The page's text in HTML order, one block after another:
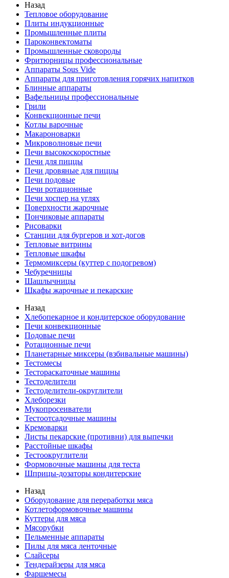
Назад
Тепловое оборудование
Плиты индукционные
Промышленные плиты
Пароконвектоматы
Промышленные сковороды
Фритюрницы профессиональные
Аппараты Sous Vide
Аппараты для приготовления горячих напитков
Блинные аппараты
Вафельницы профессиональные
Грили
Конвекционные печи
Котлы варочные
Макароноварки
Микроволновые печи
Печи высокоскоростные
Печи для пиццы
Печи дровяные для пиццы
Печи подовые
Печи ротационные
Печи хоспер на углях
Поверхности жарочные
Пончиковые аппараты
Рисоварки
Станции для бургеров и хот-догов
Тепловые витрины
Тепловые шкафы
Термомиксеры (куттер с подогревом)
Чебуречницы
Шашлычницы
Шкафы жарочные и пекарские
Назад
Хлебопекарное и кондитерское оборудование
Печи конвекционные
Подовые печи
Ротационные печи
Планетарные миксеры (взбивальные машины)
Тестомесы
Тестораскаточные машины
Тестоделители
Тестоделители-округлители
Хлеборезки
Мукопросеиватели
Тестоотсадочные машины
Кремоварки
Листы пекарские (противни) для выпечки
Расстойные шкафы
Тестоокруглители
Формовочные машины для теста
Шприцы-дозаторы кондитерские
Назад
Оборудование для переработки мяса
Котлетоформовочные машины
Куттеры для мяса
Мясорубки
Пельменные аппараты
Пилы для мяса ленточные
Слайсеры
Тендерайзеры для мяса
Фаршемесы